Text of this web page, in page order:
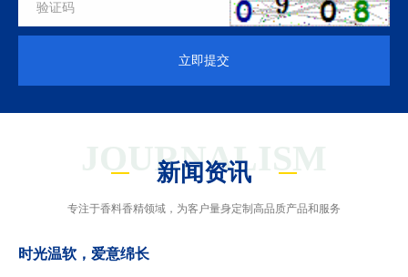
立即提交
JOURNALISM
新闻资讯
专注于香料香精领域，为客户量身定制高品质产品和服务
时光温软，爱意绵长